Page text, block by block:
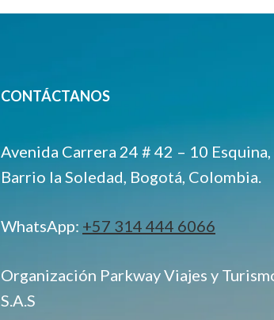
CONTÁCTANOS
Avenida Carrera 24 # 42 – 10 Esquina,
Barrio la Soledad, Bogotá, Colombia.
WhatsApp: +57 314 444 6066
Organización Parkway Viajes y
S.A.S